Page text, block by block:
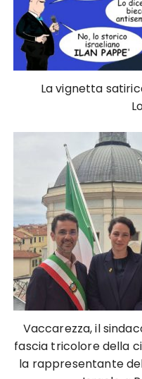
La vignetta
Vaccarezza, il
fascia tricolore della
la rappresentante